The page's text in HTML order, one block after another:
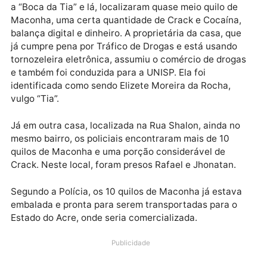
O mototaxista falou que não tinha conhecimento
a droga e que estava apenas fazendo uma “corrida”
para seu amigo, porém acabou se contradizendo em
vários momentos.
Continuando com as diligências, já com o apoio de
Policiais Civis, coordenados pelo Delegado Dr.
a “Boca da Tia” e lá, localizaram quase meio quilo de
Maconha, uma certa quantidade de Crack e
balança digital e dinheiro. A proprietária da casa,
já cumpre pena por Tráfico de Drogas e está usando
tornozeleira eletrônica, assumiu o comércio de
e também foi conduzida para a UNISP. Ela foi
identificada como sendo Elizete Moreira da Rocha,